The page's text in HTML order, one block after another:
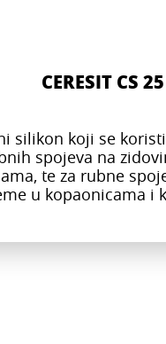
CERESIT CS 25
silikon koji se
spojeva na
te za rubne
u kopaonicama i